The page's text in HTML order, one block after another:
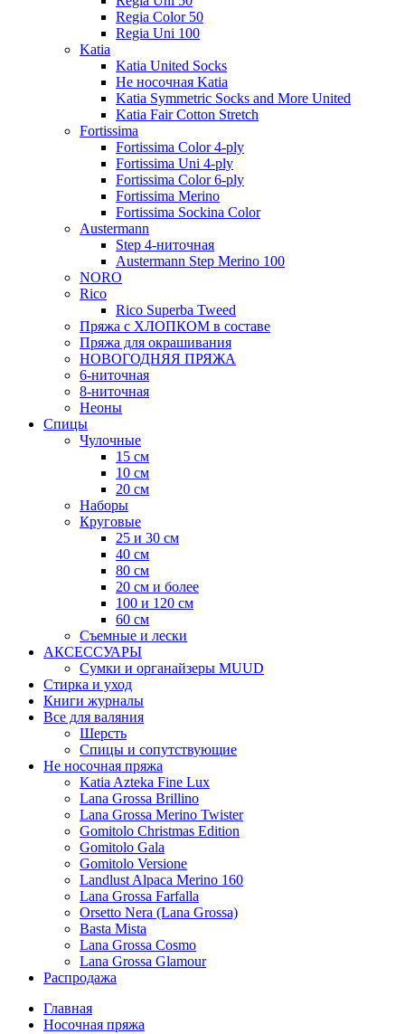
Regia Color 50
Regia Uni 100
Katia
Katia United Socks
Не носочная Katia
Katia Symmetric Socks and More United
Katia Fair Cotton Stretch
Fortissima
Fortissima Color 4-ply
Fortissima Uni 4-ply
Fortissima Color 6-ply
Fortissima Merino
Fortissima Sockina Color
Austermann
Step 4-ниточная
Austermann Step Merino 100
NORO
Rico
Rico Superba Tweed
Пряжа с ХЛОПКОМ в составе
Пряжа для окрашивания
НОВОГОДНЯЯ ПРЯЖА
6-ниточная
8-ниточная
Неоны
Спицы
Чулочные
15 см
10 см
20 см
Наборы
Круговые
25 и 30 см
40 см
80 см
20 см и более
100 и 120 см
60 см
Съемные и лески
АКСЕССУАРЫ
Сумки и органайзеры MUUD
Стирка и уход
Книги журналы
Все для валяния
Шерсть
Спицы и сопутствующие
Не носочная пряжа
Katia Azteka Fine Lux
Lana Grossa Brillino
Lana Grossa Merino Twister
Gomitolo Christmas Edition
Gomitolo Gala
Gomitolo Versione
Landlust Alpaca Merino 160
Lana Grossa Farfalla
Orsetto Nera (Lana Grossa)
Basta Mista
Lana Grossa Cosmo
Lana Grossa Glamour
Распродажа
Главная
Носочная пряжа